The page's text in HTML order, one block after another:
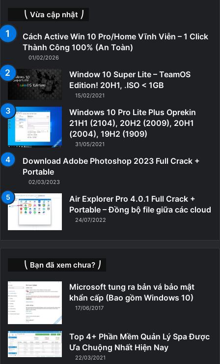
⎝ Vừa cập nhật ⎠
Cách Active Win 10 Pro/Home Vĩnh Viễn – 1 Click
Thành Công 100% (An Toàn)
01/02/2026
Window 10 Super Lite – TeamOS
Edition! 20H1, .ISO < 1GB
15/02/2021
Windows 10 Pro Lite Plus Oprekin
21H1 (2104), 20H2 (2009), 20H1
(2004), 19H2 (1909)
31/05/2021
Download Adobe Photoshop 2023 Full Crack +
Portable
02/03/2023
Air Explorer Pro 4.0.1 Full Crack +
Portable – Đồng bộ file giữa các cloud
24/07/2022
⎝ Bạn đã xem chưa? ⎠
Microsoft tung ra bản vá bảo mật
khẩn cấp (Bao gồm Windows 10)
17/06/2017
Top 4+ Phần Mềm Quản Lý Spa Được
Ưa Chuộng Nhất Hiện Nay
22/03/2021